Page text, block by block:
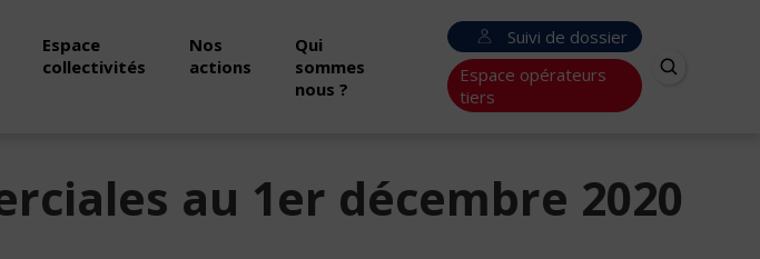
Espace
collectivités
Nos
actions
Qui
sommes
nous ?
Suivi de dossier
Espace opérateurs
tiers
au 1er décembre 2020